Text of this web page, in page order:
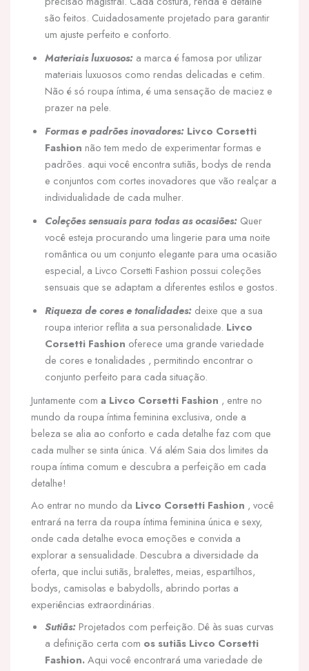
são feitos. Cuidadosamente projetado para garantir
um ajuste perfeito e conforto.
Materiais luxuosos: a marca é famosa por utilizar
materiais luxuosos como rendas delicadas e cetim.
Não é só roupa íntima, é uma sensação de maciez e
prazer na pele.
Formas e padrões inovadores: Livco Corsetti
Fashion não tem medo de experimentar formas e
padrões. aqui você encontra sutiãs, bodys de renda
e conjuntos com cortes inovadores que vão realçar a
individualidade de cada mulher.
Coleções sensuais para todas as ocasiões: Quer
você esteja procurando uma lingerie para uma noite
romântica ou um conjunto elegante para uma ocasião
especial, a Livco Corsetti Fashion possui coleções
sensuais que se adaptam a diferentes estilos e gostos.
Riqueza de cores e tonalidades: deixe que a sua
roupa interior reflita a sua personalidade. Livco
Corsetti Fashion oferece uma grande variedade
de cores e tonalidades , permitindo encontrar o
conjunto perfeito para cada situação.
Juntamente com a Livco Corsetti Fashion , entre no
mundo da roupa íntima feminina exclusiva, onde a
beleza se alia ao conforto e cada detalhe faz com que
cada mulher se sinta única. Vá além Saia dos limites da
roupa íntima comum e descubra a perfeição em cada
detalhe!
Ao entrar no mundo da Livco Corsetti Fashion , você
entrará na terra da roupa íntima feminina única e sexy,
onde cada detalhe evoca emoções e convida a
explorar a sensualidade. Descubra a diversidade da
oferta, que inclui sutiãs, bralettes, meias, espartilhos,
bodys, camisolas e babydolls, abrindo portas a
experiências extraordinárias.
Sutiãs: Projetados com perfeição. Dê às suas curvas
a definição certa com os sutiãs Livco Corsetti
Fashion.Aqui você encontrará uma variedade de